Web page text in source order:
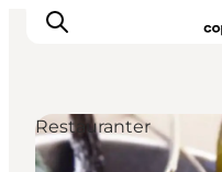
Restauranter